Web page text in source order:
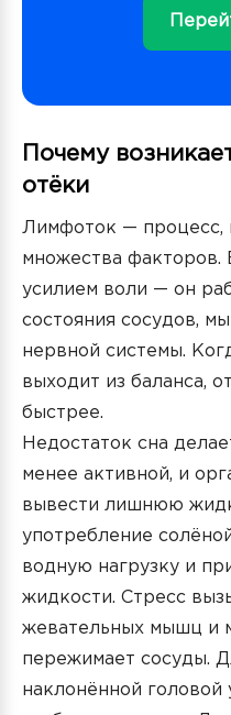
Почему
отёки
Лимфоток — процесс,
множества факторов.
усилием воли — он
состояния сосудов,
нервной системы.
выходит из баланса,
быстрее.
Недостаток сна
менее активной, и
вывести лишнюю
употребление
водную нагрузку и
жидкости. Стресс
жевательных мышц и
пережимает сосуды.
наклонённой головой